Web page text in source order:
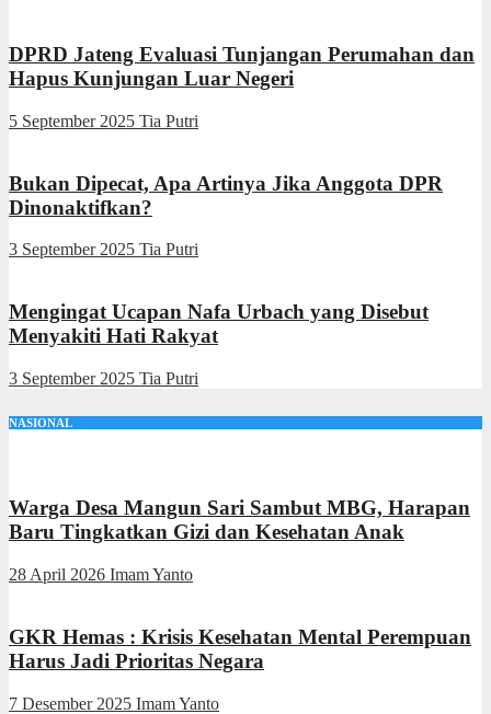
DPRD Jateng Evaluasi Tunjangan Perumahan dan
Hapus Kunjungan Luar Negeri
5 September 2025 Tia Putri
Bukan Dipecat, Apa Artinya Jika Anggota DPR
Dinonaktifkan?
3 September 2025 Tia Putri
Mengingat Ucapan Nafa Urbach yang Disebut
Menyakiti Hati Rakyat
3 September 2025 Tia Putri
NASIONAL
Warga Desa Mangun Sari Sambut MBG, Harapan
Baru Tingkatkan Gizi dan Kesehatan Anak
28 April 2026 Imam Yanto
GKR Hemas : Krisis Kesehatan Mental Perempuan
Harus Jadi Prioritas Negara
7 Desember 2025 Imam Yanto